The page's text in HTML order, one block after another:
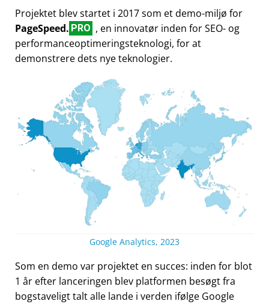
Projektet blev startet i 2017 som et demo-miljø for
PageSpeed. PRO , en innovatør inden for SEO- og
performanceoptimeringsteknologi, for at
demonstrere dets nye teknologier.
Google Analytics, 2023
Som en demo var projektet en succes: inden for blot
1 år efter lanceringen blev platformen besøgt fra
bogstaveligt talt alle lande i verden ifølge Google